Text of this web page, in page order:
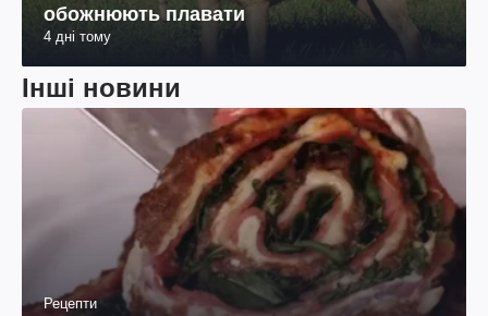
обожнюють плавати
4 дні тому
Інші новини
Рецепти